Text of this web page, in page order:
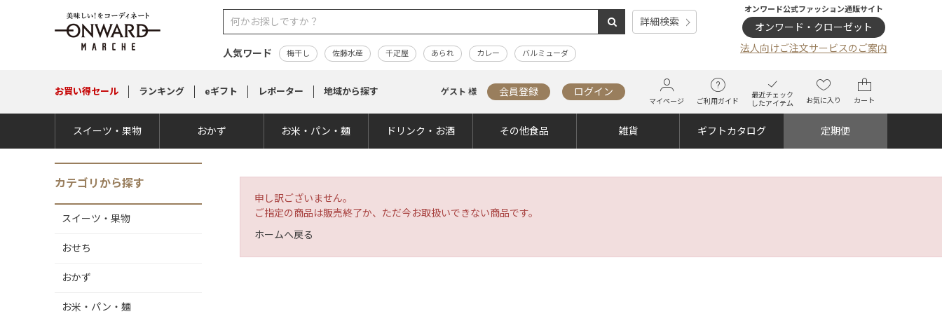
詳細検索
人気ワード 梅干し 佐藤水産 千疋屋 あられ カレー バルミューダ
オンワード公式ファッション通販サイト
オンワード・クローゼット
法人向けご注文サービスのご案内
お買い得セール ランキング eギフト レポーター 地域から探す ゲスト 様 会員登録 ログイン
マイページ ご利用ガイド
最近チェック
したアイテム
お気に入り カート
スイーツ・果物 おかず お米・パン・麺 ドリンク・お酒 その他食品 雑貨 ギフトカタログ 定期便
カテゴリから探す
スイーツ・果物
おせち
おかず
お米・パン・麺
申し訳ございません。
ご指定の商品は販売終了か、ただ今お取扱いできない商品です。
ホームへ戻る